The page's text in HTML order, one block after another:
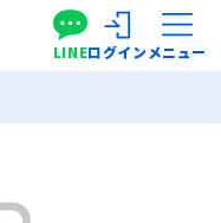
LINEログインメニュー